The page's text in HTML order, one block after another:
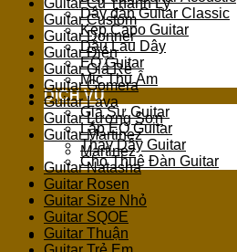
Dây đàn Guitar Classic
Kẹp Capo Guitar
Dầu Lau Dây
EQ Guitar
Mic Thu Âm
DỊCH VỤ
Gia Sư Guitar
Lắp EQ Guitar
Thay Dây Guitar
Cho Thuê Đàn Guitar
Cart
Guitar Custom
Guitar Donner
Guitar Điện
Guitar Giá Rẻ
Guitar Gomera
Guitar Lava
Guitar Lương Sơn
Guitar Martinez
Martinez
Guitar Natasha
Guitar Rosen
Guitar Size Nhỏ
Guitar SQOE
Guitar Thuận